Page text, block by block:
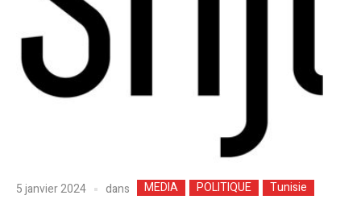
5 janvier 2024 dans MEDIA POLITIQUE Tunisie